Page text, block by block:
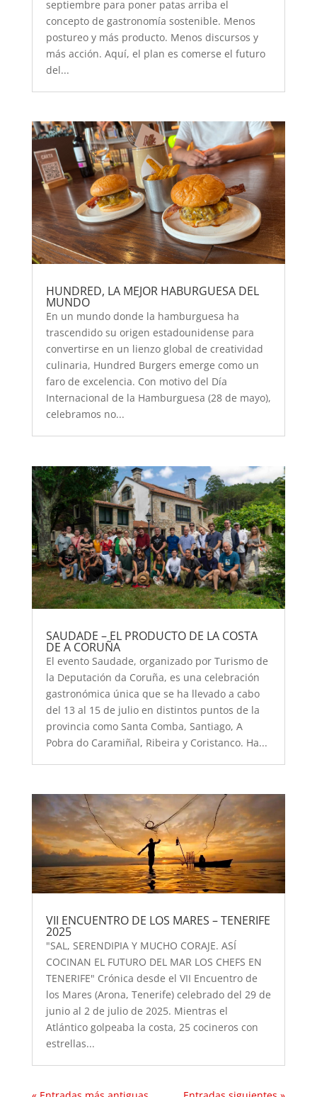
septiembre para poner patas arriba el
concepto de gastronomía sostenible. Menos
postureo y más producto. Menos discursos y
más acción. Aquí, el plan es comerse el futuro
del...
HUNDRED, LA MEJOR HABURGUESA DEL
MUNDO
En un mundo donde la hamburguesa ha
trascendido su origen estadounidense para
convertirse en un lienzo global de creatividad
culinaria, Hundred Burgers emerge como un
faro de excelencia. Con motivo del Día
Internacional de la Hamburguesa (28 de mayo),
celebramos no...
SAUDADE – EL PRODUCTO DE LA COSTA
DE A CORUÑA
El evento Saudade, organizado por Turismo de
la Deputación da Coruña, es una celebración
gastronómica única que se ha llevado a cabo
del 13 al 15 de julio en distintos puntos de la
provincia como Santa Comba, Santiago, A
Pobra do Caramiñal, Ribeira y Coristanco. Ha...
VII ENCUENTRO DE LOS MARES – TENERIFE
2025
"SAL, SERENDIPIA Y MUCHO CORAJE. ASÍ
COCINAN EL FUTURO DEL MAR LOS CHEFS EN
TENERIFE" Crónica desde el VII Encuentro de
los Mares (Arona, Tenerife) celebrado del 29 de
junio al 2 de julio de 2025. Mientras el
Atlántico golpeaba la costa, 25 cocineros con
estrellas...